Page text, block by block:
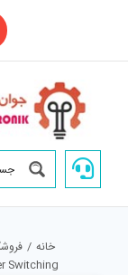
خانه /
Switching